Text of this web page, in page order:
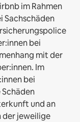
im Rahmen
Sachschäden
bei
mit der
Im
bei
und an
der jeweilige